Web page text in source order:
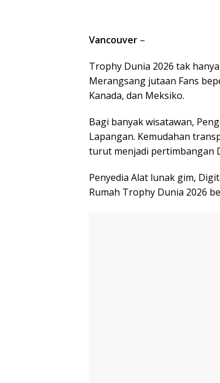
Vancouver –
Trophy Dunia 2026 tak
Merangsang jutaan Fans
Kanada, dan Meksiko.
Bagi banyak wisatawan,
Lapangan. Kemudahan
turut menjadi pertimbangan
Penyedia Alat lunak gim,
Rumah Trophy Dunia 2026